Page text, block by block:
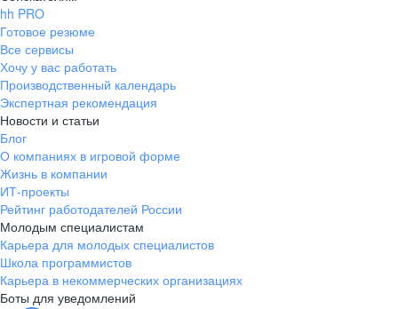
hh PRO
Готовое резюме
Все сервисы
Хочу у вас работать
Производственный календарь
Экспертная рекомендация
Новости и статьи
Блог
О компаниях в игровой форме
Жизнь в компании
ИТ-проекты
Рейтинг работодателей России
Молодым специалистам
Карьера для молодых специалистов
Школа программистов
Карьера в некоммерческих организациях
Боты для уведомлений